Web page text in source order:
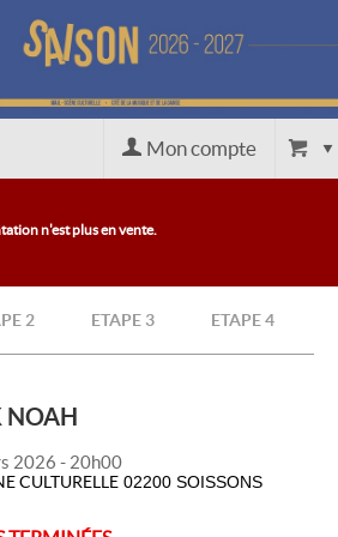
Mon compte
n'est plus en vente.
2 ETAPE 3 ETAPE 4
NOAH
2026 - 20h00
CULTURELLE 02200 SOISSONS